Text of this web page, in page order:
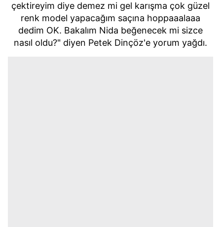
çektireyim diye demez mi gel karışma çok güzel
renk model yapacağım saçına hoppaaalaaa
dedim OK. Bakalım Nida beğenecek mi sizce
nasıl oldu?" diyen Petek Dinçöz'e yorum yağdı.